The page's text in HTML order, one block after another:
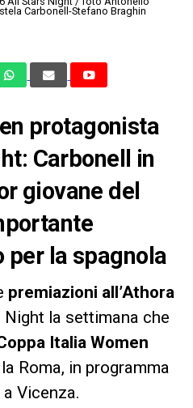
Carbonell-Stefano Braghin
protagonista
Carbonell in
giovane del
per la spagnola
premiazioni all’Athora
Night la settimana che
Italia Women
Roma, in programma
Vicenza.